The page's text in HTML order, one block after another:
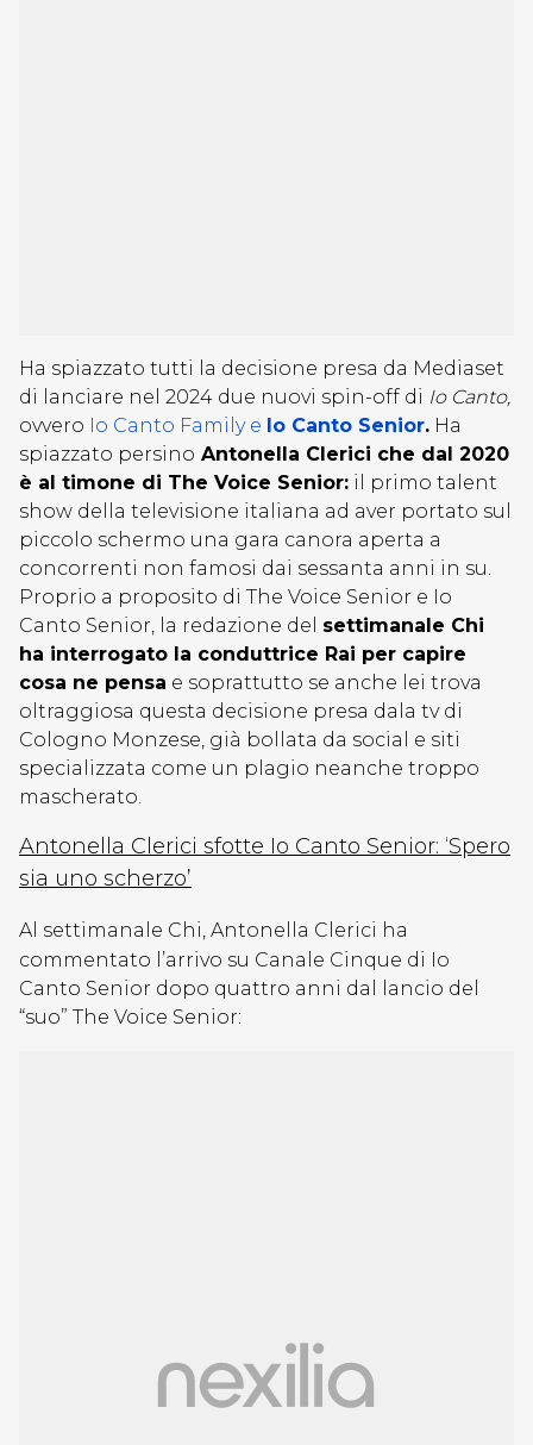
Ha spiazzato tutti la decisione presa da Mediaset
di lanciare nel 2024 due nuovi spin-off di Io Canto,
ovvero Io Canto Family e Io Canto Senior. Ha
spiazzato persino Antonella Clerici che dal 2020
è al timone di The Voice Senior: il primo talent
show della televisione italiana ad aver portato sul
piccolo schermo una gara canora aperta a
concorrenti non famosi dai sessanta anni in su.
Proprio a proposito di The Voice Senior e Io
Canto Senior, la redazione del settimanale Chi
ha interrogato la conduttrice Rai per capire
cosa ne pensa e soprattutto se anche lei trova
oltraggiosa questa decisione presa dala tv di
Cologno Monzese, già bollata da social e siti
specializzata come un plagio neanche troppo
mascherato.
Antonella Clerici sfotte Io Canto Senior: ‘Spero
sia uno scherzo’
Al settimanale Chi, Antonella Clerici ha
commentato l’arrivo su Canale Cinque di Io
Canto Senior dopo quattro anni dal lancio del
“suo” The Voice Senior: